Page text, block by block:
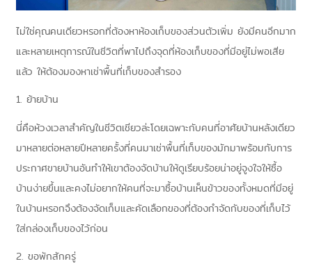
ไม่ใช่คุณคนเดียวหรอกที่ต้องหาห้องเก็บของส่วนตัวเพิ่ม ยังมีคนอีกมาก
และหลายเหตุการณ์ในชีวิตที่พาไปถึงจุดที่ห้องเก็บของที่มีอยู่ไม่พอเสีย
แล้ว ให้ต้องมองหาเช่าพื้นที่เก็บของสำรอง
1. ย้ายบ้าน
นี่คือห้วงเวลาสำคัญในชีวิตเชียวล่ะโดยเฉพาะกับคนที่อาศัยบ้านหลังเดียว
มาหลายต่อหลายปีหลายครั้งที่คนมาเช่าพื้นที่เก็บของมักมาพร้อมกับการ
ประกาศขายบ้านอันทำให้เขาต้องจัดบ้านให้ดูเรียบร้อยน่าอยู่จูงใจให้ซื้อ
บ้านง่ายขึ้นและคงไม่อยากให้คนที่จะมาซื้อบ้านเห็นข้าวของทั้งหมดที่มีอยู่
ในบ้านหรอกจึงต้องจัดเก็บและคัดเลือกของที่ต้องกำจัดกับของที่เก็บไว้
ใส่กล่องเก็บของไว้ก่อน
2. ขอพักสักครู่